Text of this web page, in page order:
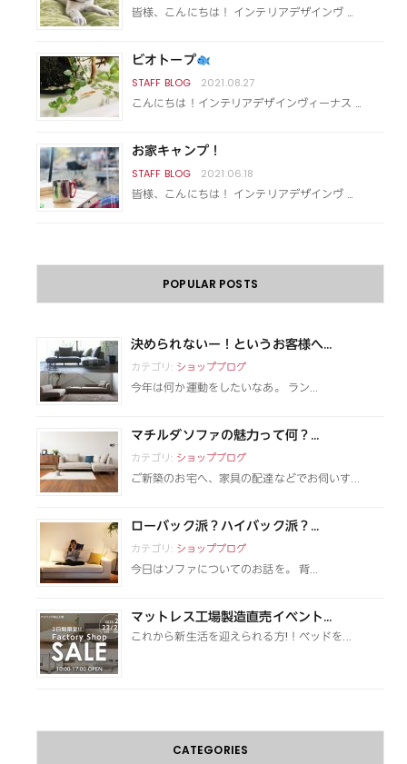
皆様、こんにちは！ インテリアデザインヴ …
ビオトープ
2021.08.27
こんにちは！インテリアデザインヴィーナス …
お家キャンプ！
2021.06.18
皆様、こんにちは！ インテリアデザインヴ …
POPULAR POSTS
決められないー！というお客様へ...
カテゴリ: ショップブログ
今年は何か運動をしたいなあ。 ラン...
マチルダソファの魅力って何？...
カテゴリ: ショップブログ
ご新築のお宅へ、家具の配達などでお伺いす...
ローバック派？ハイバック派？...
カテゴリ: ショップブログ
今日はソファについてのお話を。 背...
マットレス工場製造直売イベント...
これから新生活を迎えられる方!！ベッドを...
CATEGORIES